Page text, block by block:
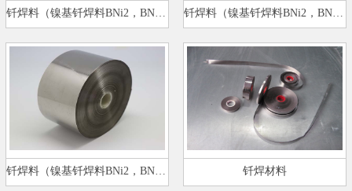
钎焊料（镍基钎焊料BNi2，BNi5）… 钎焊料（镍基钎焊料BNi2，BNi5）…
钎焊料（镍基钎焊料BNi2，BNi5）… 钎焊材料